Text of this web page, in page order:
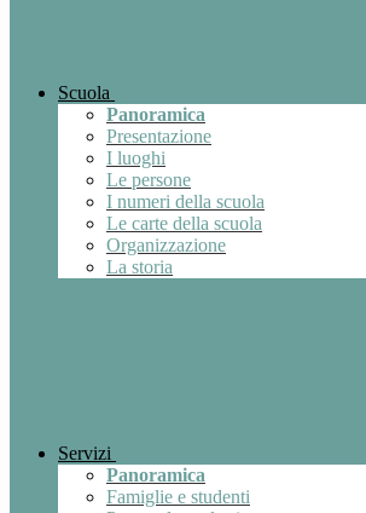
Scuola
Panoramica
Presentazione
I luoghi
Le persone
I numeri della scuola
Le carte della scuola
Organizzazione
La storia
Servizi
Panoramica
Famiglie e studenti